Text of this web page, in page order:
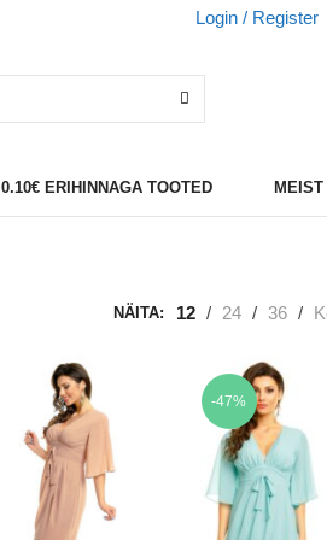
Login / Register
0.10€ ERIHINNAGA TOOTED MEIST
NÄITA: 12 / 24 / 36 /
-47%